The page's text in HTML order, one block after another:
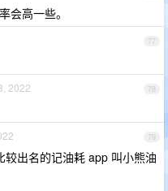
会高一些。
77
78
2022
79
较出名的记油耗 app 叫小熊油